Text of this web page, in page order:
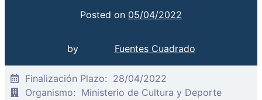
Posted on 05/04/2022
by Fuentes Cuadrado
Finalización Plazo: 28/04/2022
Organismo: Ministerio de Cultura y Deporte